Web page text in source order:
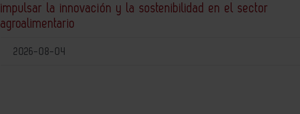
impulsar la innovación y la sostenibilidad en el sector
agroalimentario
2026-08-04